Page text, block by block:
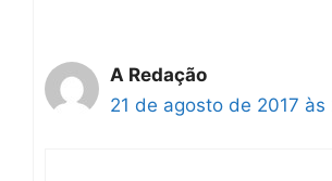
A Redação
21 de agosto de 2017 às